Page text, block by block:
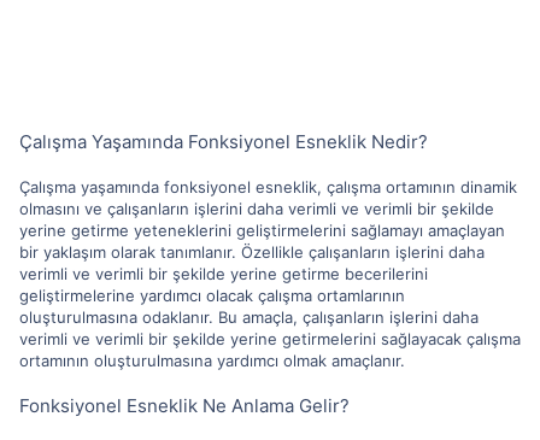
Çalışma Yaşamında Fonksiyonel Esneklik Nedir?
Çalışma yaşamında fonksiyonel esneklik, çalışma ortamının dinamik
olmasını ve çalışanların işlerini daha verimli ve verimli bir şekilde
yerine getirme yeteneklerini geliştirmelerini sağlamayı amaçlayan
bir yaklaşım olarak tanımlanır. Özellikle çalışanların işlerini daha
verimli ve verimli bir şekilde yerine getirme becerilerini
geliştirmelerine yardımcı olacak çalışma ortamlarının
oluşturulmasına odaklanır. Bu amaçla, çalışanların işlerini daha
verimli ve verimli bir şekilde yerine getirmelerini sağlayacak çalışma
ortamının oluşturulmasına yardımcı olmak amaçlanır.
Fonksiyonel Esneklik Ne Anlama Gelir?